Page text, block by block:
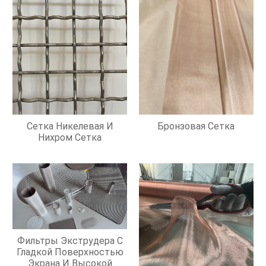
Сетка Никелевая И
Нихром Сетка
Бронзовая Сетка
Фильтры Экструдера С
Гладкой Поверхностью
Экрана И Высокой